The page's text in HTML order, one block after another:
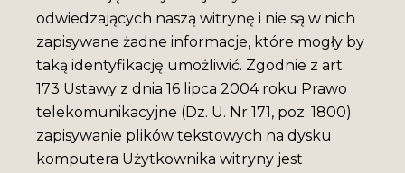
odwiedzających naszą witrynę i nie są w nich
zapisywane żadne informacje, które mogły by
taką identyfikację umożliwić. Zgodnie z art.
173 Ustawy z dnia 16 lipca 2004 roku Prawo
telekomunikacyjne (Dz. U. Nr 171, poz. 1800)
zapisywanie plików tekstowych na dysku
komputera Użytkownika witryny jest
NIKIFORA V.3
7 Pln